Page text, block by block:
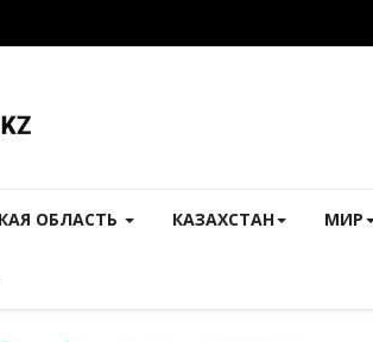
ОБЛАСТЬ КАЗАХСТАН МИР